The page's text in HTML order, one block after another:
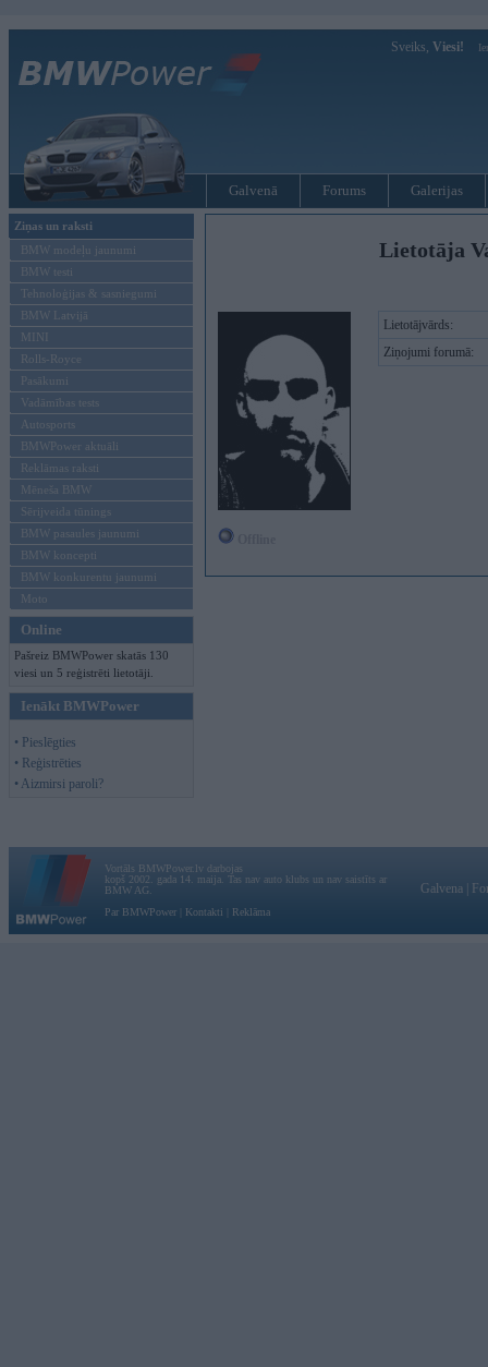
Sveiks, Viesi!
Galvenā Forums Galerijas
Ziņas un raksti
BMW modeļu jaunumi
BMW testi
Tehnoloģijas & sasniegumi
BMW Latvijā
MINI
Rolls-Royce
Pasākumi
Vadāmības tests
Autosports
BMWPower aktuāli
Reklāmas raksti
Mēneša BMW
Sērijveida tūnings
BMW pasaules jaunumi
BMW koncepti
BMW konkurentu jaunumi
Moto
Online
Pašreiz BMWPower skatās 130
viesi un 5 reģistrēti lietotāji.
Ienākt BMWPower
• Pieslēgties
• Reģistrēties
• Aizmirsi paroli?
Lietotāja
Lietotājvārds:
Ziņojumi forumā:
Vortāls BMWPower.lv darbojas
kopš 2002. gada 14. maija. Tas nav auto klubs un nav saistīts ar
BMW AG.
Par BMWPower
Kontakti Reklāma
Galvena